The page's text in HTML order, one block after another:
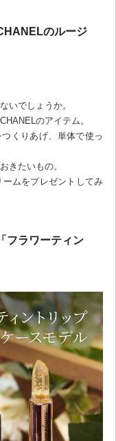
のルージ
いでしょうか。
のアイテム。
くりあげ、単体で使っ
きたいもの。
ムをプレゼントしてみ
フラワーティン